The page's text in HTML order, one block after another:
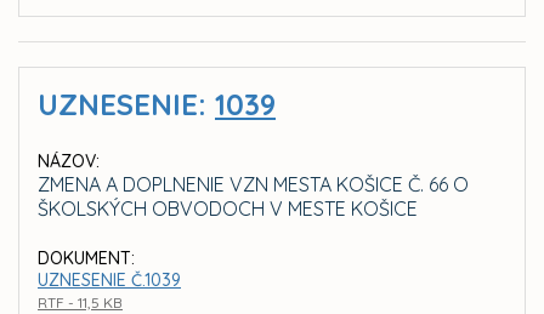
UZNESENIE: 1039
NÁZOV:
ZMENA A DOPLNENIE VZN MESTA KOŠICE Č. 66 O
ŠKOLSKÝCH OBVODOCH V MESTE KOŠICE
DOKUMENT:
UZNESENIE Č.1039
RTF - 11,5 KB